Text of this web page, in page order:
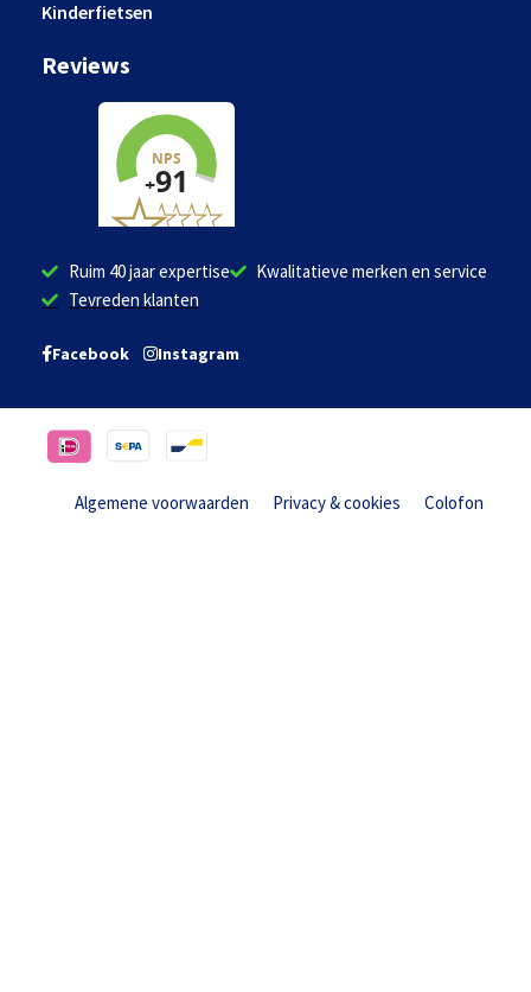
Kinderfietsen
Reviews
Ruim 40 jaar expertise
Kwalitatieve merken en service
Tevreden klanten
Facebook Instagram
Algemene voorwaarden Privacy & cookies Colofon